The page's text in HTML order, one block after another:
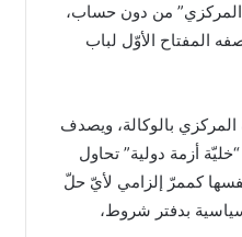
المركزي” من دون حساب،
المفتاح الأوّل لباب
بالوكالة، ويصدف
أزمة دولية” تحاول
كممرّ إلزامي لأيّ حلّ
بدفتر شروط،